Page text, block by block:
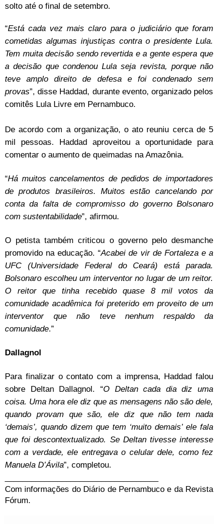
solto até o final de setembro.
“Está cada vez mais claro para o judiciário que foram
cometidas algumas injustiças contra o presidente Lula.
Tem muita decisão sendo revertida e a gente espera que
a decisão que condenou Lula seja revista, porque não
teve amplo direito de defesa e foi condenado sem
provas”, disse Haddad, durante evento, organizado pelos
comitês Lula Livre em Pernambuco.
De acordo com a organização, o ato reuniu cerca de 5
mil pessoas. Haddad aproveitou a oportunidade para
comentar o aumento de queimadas na Amazônia.
“Há muitos cancelamentos de pedidos de importadores
de produtos brasileiros. Muitos estão cancelando por
conta da falta de compromisso do governo Bolsonaro
com sustentabilidade”, afirmou.
O petista também criticou o governo pelo desmanche
promovido na educação. “Acabei de vir de Fortaleza e a
UFC (Universidade Federal do Ceará) está parada.
Bolsonaro escolheu um interventor no lugar de um reitor.
O reitor que tinha recebido quase 8 mil votos da
comunidade acadêmica foi preterido em proveito de um
interventor que não teve nenhum respaldo da
comunidade.”
Dallagnol
Para finalizar o contato com a imprensa, Haddad falou
sobre Deltan Dallagnol. “O Deltan cada dia diz uma
coisa. Uma hora ele diz que as mensagens não são dele,
quando provam que são, ele diz que não tem nada
‘demais’, quando dizem que tem ‘muito demais’ ele fala
que foi descontextualizado. Se Deltan tivesse interesse
com a verdade, ele entregava o celular dele, como fez
Manuela D’Ávila”, completou.
Com informações do Diário de Pernambuco e da Revista
Fórum.